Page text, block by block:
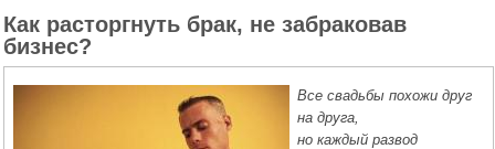
Как расторгнуть брак, не забраковав
бизнес?
Все свадьбы похожи друг
на друга,
но каждый развод